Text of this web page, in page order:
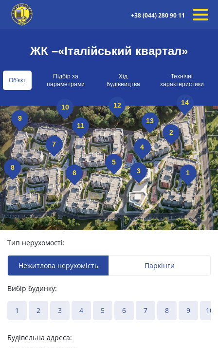
+38 (044) 280 90 11
ЖК –«Італійський квартал»
Об'єкт
Підбір за
параметрами
Хід
будівництва
Технічні
характеристики
1
2
3
4
5
6
7
8
9
10
11
12
13
14
Тип нерухомості:
Нежитлова нерухомість Паркінги
Вибір будинку:
1 2 3 4 5 6 7 8 9 10
Будівельна адреса: